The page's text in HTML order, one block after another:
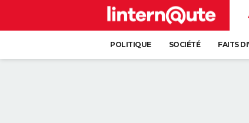
POLITIQUE SOCIÉTÉ FAITS